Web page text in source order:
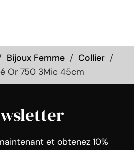
Bijoux Femme
Collier
Or 750 3Mic 45cm
et obtenez 10%